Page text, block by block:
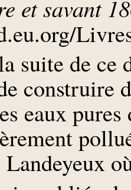
et savant
suite de ce
construire
eaux pures